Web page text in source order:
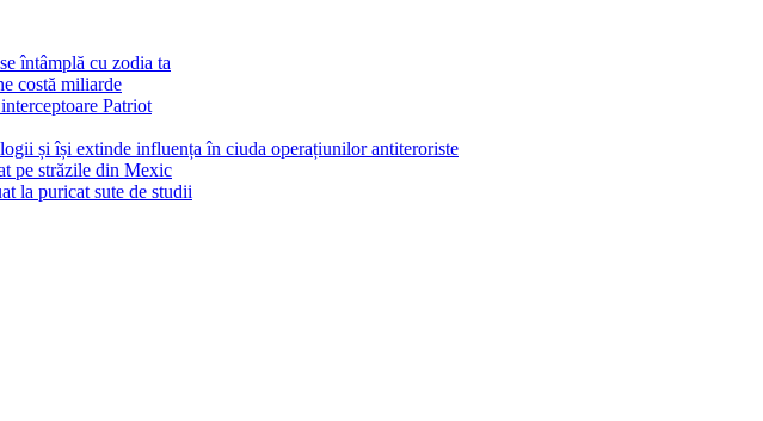
întâmplă cu zodia ta
costă miliarde
Patriot
și își extinde influența în ciuda operațiunilor antiteroriste
pe străzile din Mexic
la puricat sute de studii